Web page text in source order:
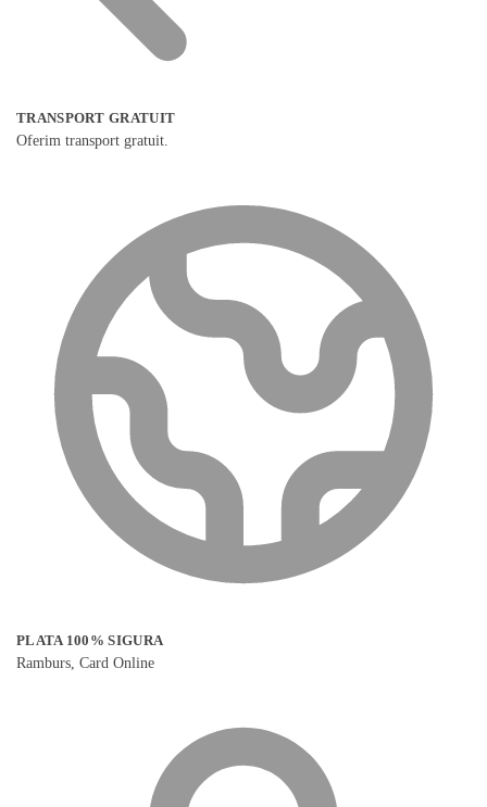
TRANSPORT GRATUIT
Oferim transport gratuit.
PLATA 100% SIGURA
Ramburs, Card Online